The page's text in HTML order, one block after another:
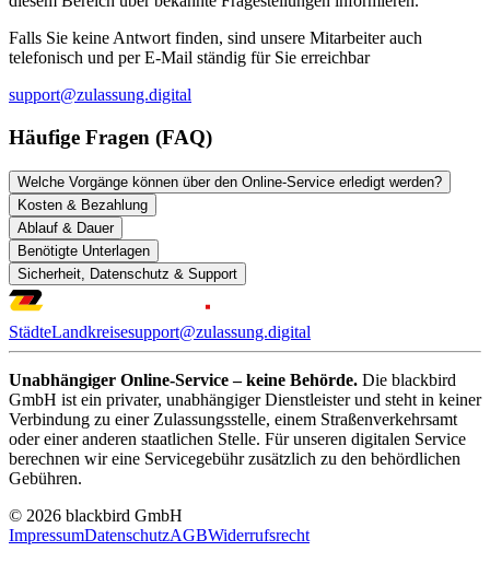
Falls Sie keine Antwort finden, sind unsere Mitarbeiter auch
telefonisch und per E-Mail ständig für Sie erreichbar
support@zulassung.digital
Häufige Fragen (FAQ)
Welche Vorgänge können über den Online-Service erledigt werden?
Kosten & Bezahlung
Ablauf & Dauer
Benötigte Unterlagen
Sicherheit, Datenschutz & Support
StädteLandkreisesupport@zulassung.digital
Unabhängiger Online-Service – keine Behörde. Die blackbird
GmbH ist ein privater, unabhängiger Dienstleister und steht in keiner
Verbindung zu einer Zulassungsstelle, einem Straßenverkehrsamt
oder einer anderen staatlichen Stelle. Für unseren digitalen Service
berechnen wir eine Servicegebühr zusätzlich zu den behördlichen
Gebühren.
© 2026 blackbird GmbH
ImpressumDatenschutzAGBWiderrufsrecht